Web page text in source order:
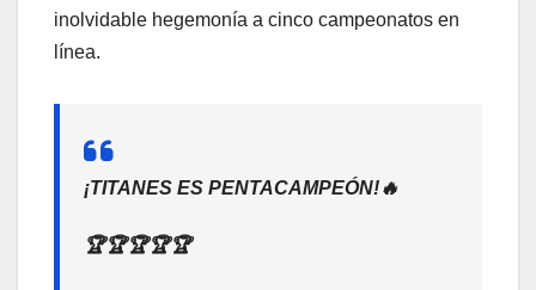
inolvidable hegemonía a cinco campeonatos en
línea.
¡TITANES ES PENTACAMPEÓN!🔥
🏆🏆🏆🏆🏆